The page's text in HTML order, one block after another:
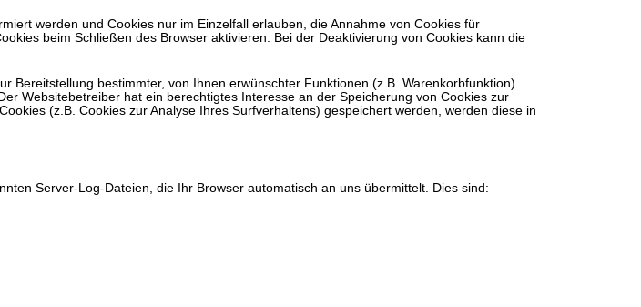
werden und Cookies nur im Einzelfall erlauben, die Annahme von Cookies für
beim Schließen des Browser aktivieren. Bei der Deaktivierung von Cookies kann die
bestimmter, von Ihnen erwünschter Funktionen (z.B. Warenkorbfunktion)
Websitebetreiber hat ein berechtigtes Interesse an der Speicherung von Cookies zur
(z.B. Cookies zur Analyse Ihres Surfverhaltens) gespeichert werden, werden diese in
Server-Log-Dateien, die Ihr Browser automatisch an uns übermittelt. Dies sind: